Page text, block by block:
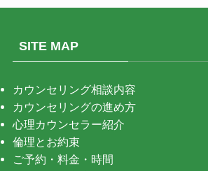
SITE MAP
カウンセリング相談内容
カウンセリングの進め方
心理カウンセラー紹介
倫理とお約束
ご予約・料金・時間